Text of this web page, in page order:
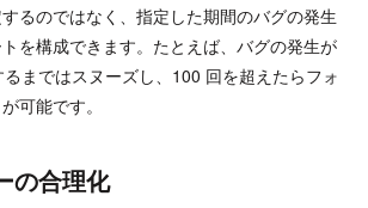
るのではなく、指定した期間のバグの発生
を構成できます。たとえば、バグの発生が
まではスヌーズし、100 回を超えたらフォ
可能です。
の合理化